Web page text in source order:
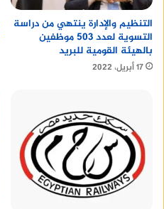
التنظيم والإدارة ينتهي من دراسة
التسوية لعدد 503 موظفين
بالهيئة القومية للبريد
17 أبريل، 2022